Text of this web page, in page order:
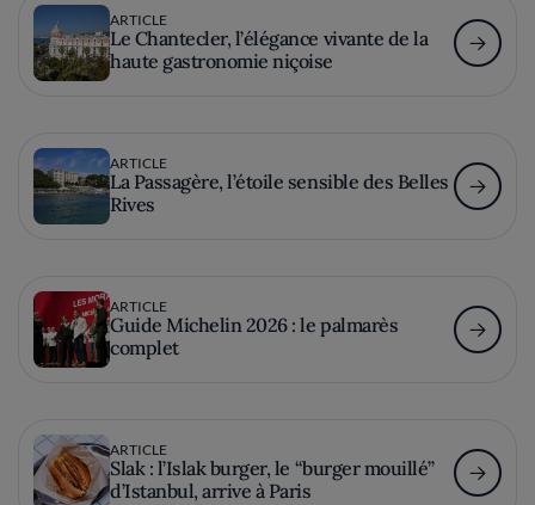
ARTICLE
Le Chantecler, l’élégance vivante de la
haute gastronomie niçoise
ARTICLE
La Passagère, l’étoile sensible des Belles
Rives
ARTICLE
Guide Michelin 2026 : le palmarès
complet
ARTICLE
Slak : l’Islak burger, le “burger mouillé”
d’Istanbul, arrive à Paris